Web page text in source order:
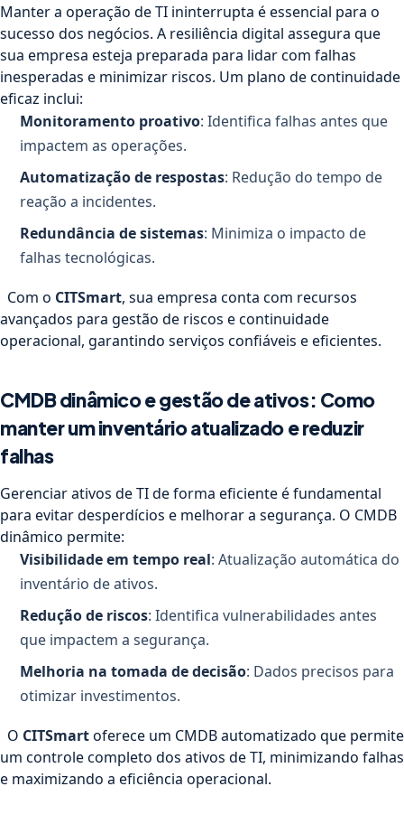
Manter a operação de TI ininterrupta é essencial para o
sucesso dos negócios. A resiliência digital assegura que
sua empresa esteja preparada para lidar com falhas
inesperadas e minimizar riscos. Um plano de continuidade
eficaz inclui:
Monitoramento proativo: Identifica falhas antes que
impactem as operações.
Automatização de respostas: Redução do tempo de
reação a incidentes.
Redundância de sistemas: Minimiza o impacto de
falhas tecnológicas.
Com o CITSmart, sua empresa conta com recursos
avançados para gestão de riscos e continuidade
operacional, garantindo serviços confiáveis e eficientes.
CMDB dinâmico e gestão de ativos: Como
manter um inventário atualizado e reduzir
falhas
Gerenciar ativos de TI de forma eficiente é fundamental
para evitar desperdícios e melhorar a segurança. O CMDB
dinâmico permite:
Visibilidade em tempo real: Atualização automática do
inventário de ativos.
Redução de riscos: Identifica vulnerabilidades antes
que impactem a segurança.
Melhoria na tomada de decisão: Dados precisos para
otimizar investimentos.
O CITSmartoferece um CMDB automatizado que permite
um controle completo dos ativos de TI, minimizando falhas
e maximizando a eficiência operacional.